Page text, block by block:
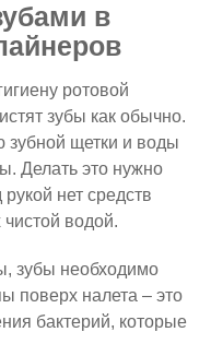
в
ротовой
зубы как обычно.
щетки и воды
Делать это нужно
нет средств
водой.
зубы необходимо
поверх налета – это
бактерий, которые